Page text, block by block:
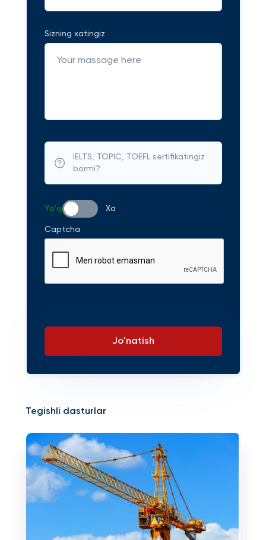
Sizning xatingiz
IELTS, TOPIC, TOEFL sertifikatingiz
bormi?
Yo'q Xa
Captcha
Jo'natish
Tegishli dasturlar